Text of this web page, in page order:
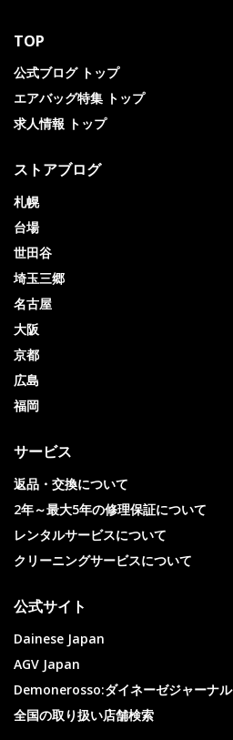
TOP
公式ブログ トップ
エアバッグ特集 トップ
求人情報 トップ
ストアブログ
札幌
台場
世田谷
埼玉三郷
名古屋
大阪
京都
広島
福岡
サービス
返品・交換について
2年～最大5年の修理保証について
レンタルサービスについて
クリーニングサービスについて
公式サイト
Dainese Japan
AGV Japan
Demonerosso:ダイネーゼジャーナル
全国の取り扱い店舗検索